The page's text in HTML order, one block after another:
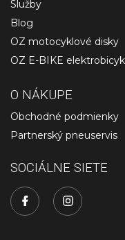
Služby
Blog
OZ motocyklové disky
OZ E-BIKE
O NÁKUPE
Obchodné podmienky
Partnerský pneuservis
SOCIÁLNE SIETE